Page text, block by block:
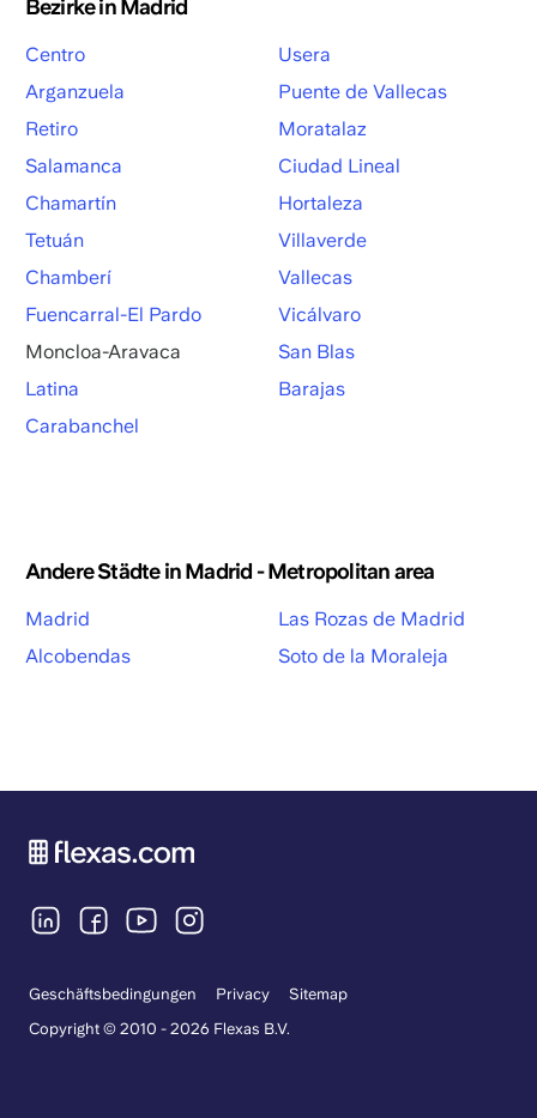
Bezirke in Madrid
Centro
Arganzuela
Retiro
Salamanca
Chamartín
Tetuán
Chamberí
Fuencarral-El Pardo
Moncloa-Aravaca
Latina
Carabanchel
Usera
Puente de Vallecas
Moratalaz
Ciudad Lineal
Hortaleza
Villaverde
Vallecas
Vicálvaro
San Blas
Barajas
Andere Städte in Madrid - Metropolitan area
Madrid
Alcobendas
Las Rozas de Madrid
Soto de la Moraleja
Geschäftsbedingungen Privacy
Sitemap
Copyright © 2010 - 2026 Flexas B.V.